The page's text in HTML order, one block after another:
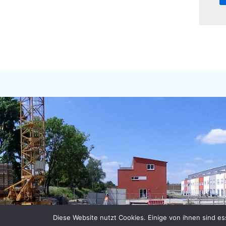
Diese Website nutzt Cookies. Einige von ihnen sind